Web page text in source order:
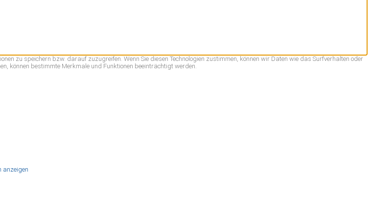
zu speichern bzw. darauf zuzugreifen. Wenn Sie diesen Technologien zustimmen, können wir Daten wie das Surfverhalten oder
können bestimmte Merkmale und Funktionen beeinträchtigt werden.
anzeigen